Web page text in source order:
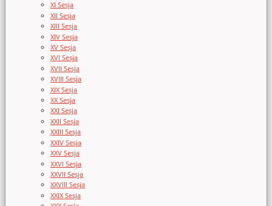
XI Sesja
XII Sesja
XIII Sesja
XIV Sesja
XV Sesja
XVI Sesja
XVII Sesja
XVIII Sesja
XIX Sesja
XX Sesja
XXI Sesja
XXII Sesja
XXIII Sesja
XXIV Sesja
XXV Sesja
XXVI Sesja
XXVII Sesja
XXVIII Sesja
XXIX Sesja